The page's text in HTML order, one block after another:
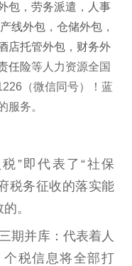
包 ， 劳务派遣 ，
人事
线外包 ， 仓储外包 ，
店托管外包 ， 财务外
任险等人力资源全国
（微信同号）！蓝
服务。
”即代表了“社保
税务征收的落实能
。
期并库：代表着人
税信息将全部打